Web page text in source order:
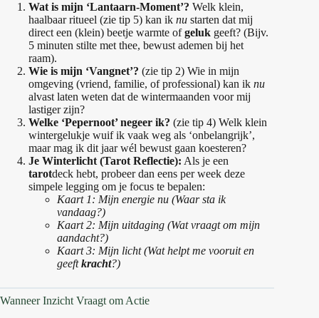
Wat is mijn ‘Lantaarn-Moment’? Welk klein,
haalbaar ritueel (zie tip 5) kan ik nu starten dat mij
direct een (klein) beetje warmte ofgeluk geeft? (Bijv.
5 minuten stilte met thee, bewust ademen bij het
raam).
Wie is mijn ‘Vangnet’? (zie tip 2) Wie in mijn
omgeving (vriend, familie, of professional) kan ik nu
alvast laten weten dat de wintermaanden voor mij
lastiger zijn?
Welke ‘Pepernoot’ negeer ik? (zie tip 4) Welk klein
wintergelukje wuif ik vaak weg als ‘onbelangrijk’,
maar mag ik dit jaar wél bewust gaan koesteren?
Je Winterlicht (Tarot Reflectie): Als je een
tarotdeck hebt, probeer dan eens per week deze
simpele legging om je focus te bepalen:
Kaart 1: Mijn energie nu (Waar sta ik
vandaag?)
Kaart 2: Mijn uitdaging (Wat vraagt om mijn
aandacht?)
Kaart 3: Mijn licht (Wat helpt me vooruit en
geeftkracht?)
Wanneer Inzicht Vraagt om Actie